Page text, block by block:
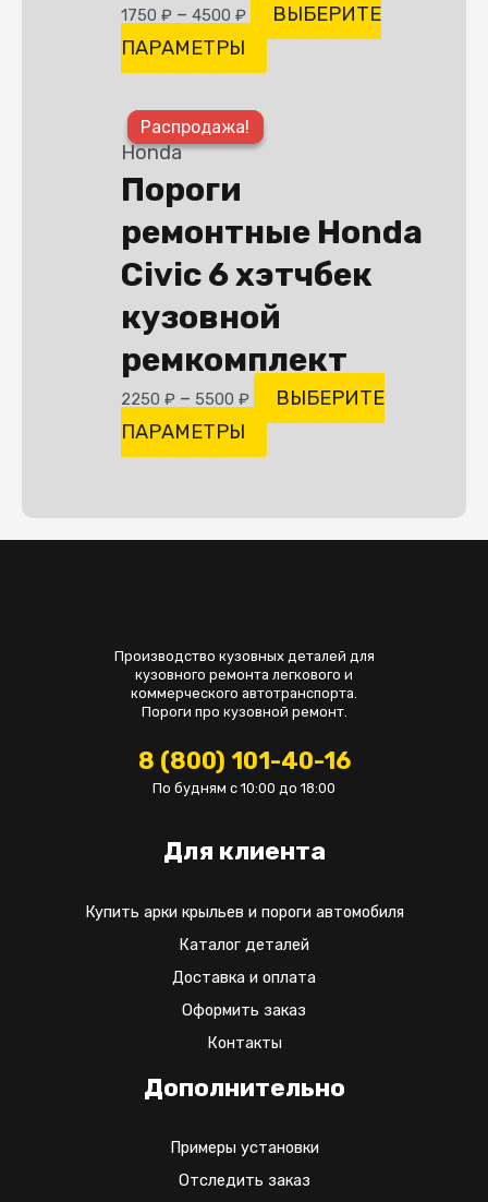
1750₽ –4500₽
ВЫБЕРИТЕ
ПАРАМЕТРЫ
на
Распродажа!
Распродажа!
Honda
Пороги
ремонтные Honda
Civic 6 хэтчбек
кузовной
ремкомплект
2250₽ – 5500₽
ВЫБЕРИТЕ
ПАРАМЕТРЫ
вариаций.
Опции
выбрать
на
странице
товара.
Производство кузовных деталей для
кузовного ремонта легкового и
коммерческого автотранспорта.
Пороги про кузовной ремонт.
8 (800) 101-40-16
По будням с 10:00 до 18:00
Для клиента
Купить арки крыльев и пороги автомобиля
Каталог деталей
Доставка и оплата
Оформить заказ
Контакты
Дополнительно
Примеры установки
Отследить заказ